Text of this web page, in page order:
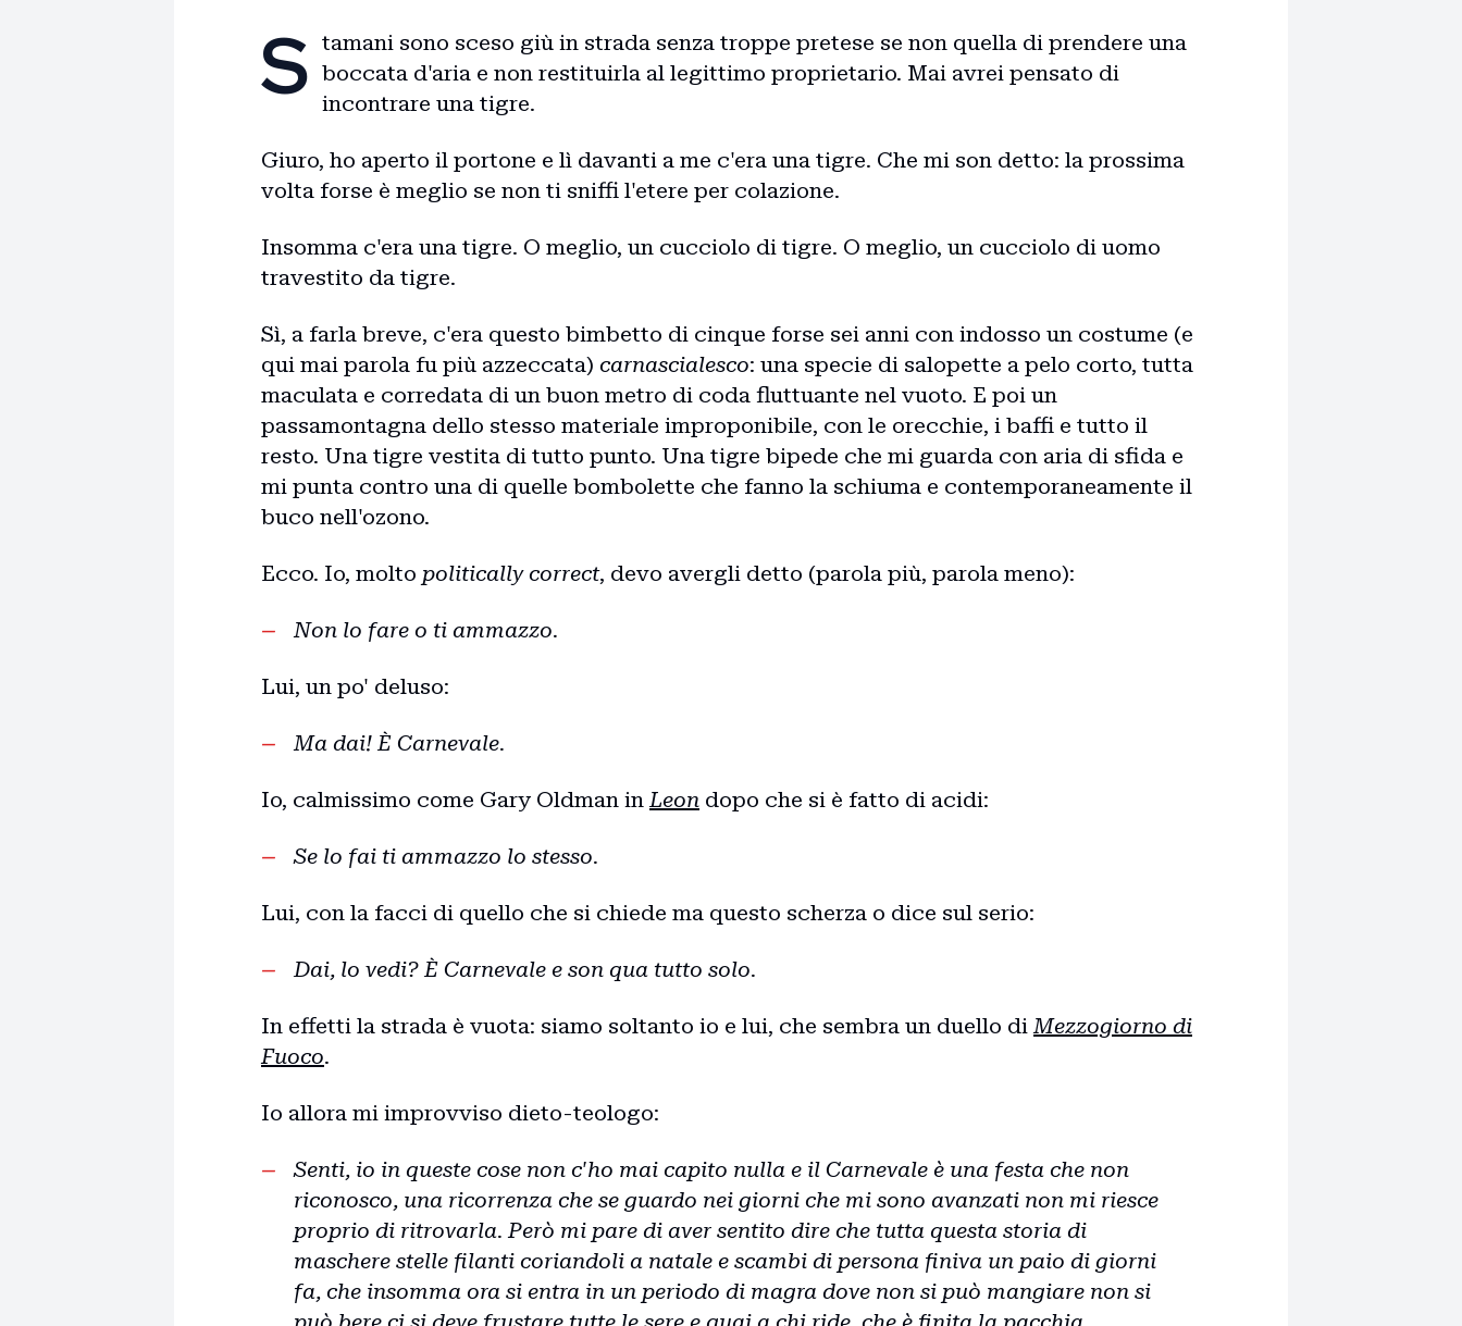
Intro
Blog
Collaborazioni
S tamani sono sceso giù in strada senza troppe pretese se non quella di prendere una
boccata d'aria e non restituirla al legittimo proprietario. Mai avrei pensato di
incontrare una tigre.
Giuro, ho aperto il portone e lì davanti a me c'era una tigre. Che mi son detto: la prossima
volta forse è meglio se non ti sniffi l'etere per colazione.
Insomma c'era una tigre. O meglio, un cucciolo di tigre. O meglio, un cucciolo di uomo
travestito da tigre.
Sì, a farla breve, c'era questo bimbetto di cinque forse sei anni con indosso un costume (e
qui mai parola fu più azzeccata) carnascialesco: una specie di salopette a pelo corto, tutta
maculata e corredata di un buon metro di coda fluttuante nel vuoto. E poi un
passamontagna dello stesso materiale improponibile, con le orecchie, i baffi e tutto il
resto. Una tigre vestita di tutto punto. Una tigre bipede che mi guarda con aria di sfida e
mi punta contro una di quelle bombolette che fanno la schiuma e contemporaneamente il
buco nell'ozono.
Ecco. Io, molto politically correct, devo avergli detto (parola più, parola meno):
Non lo fare o ti ammazzo.
Lui, un po' deluso:
Ma dai! È Carnevale.
Io, calmissimo come Gary Oldman inLeon dopo che si è fatto di acidi:
Se lo fai ti ammazzo lo stesso.
Lui, con la facci di quello che si chiede ma questo scherza o dice sul serio:
Dai, lo vedi? È Carnevale e son qua tutto solo.
In effetti la strada è vuota: siamo soltanto io e lui, che sembra un duello diMezzogiorno di
Fuoco.
Io allora mi improvviso dieto-teologo:
Senti, io in queste cose non c'ho mai capito nulla e il Carnevale è una festa che non
riconosco, una ricorrenza che se guardo nei giorni che mi sono avanzati non mi riesce
proprio di ritrovarla. Però mi pare di aver sentito dire che tutta questa storia di
maschere stelle filanti coriandoli a natale e scambi di persona finiva un paio di giorni
fa, che insomma ora si entra in un periodo di magra dove non si può mangiare non si